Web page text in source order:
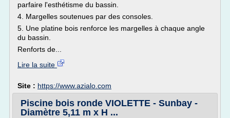
parfaire l'esthétisme du bassin.
4. Margelles soutenues par des consoles.
5. Une platine bois renforce les margelles à chaque angle
du bassin.
Renforts de...
Lire la suite
Site : https://www.azialo.com
Piscine bois ronde VIOLETTE - Sunbay -
Diamètre 5,11 m x H ...